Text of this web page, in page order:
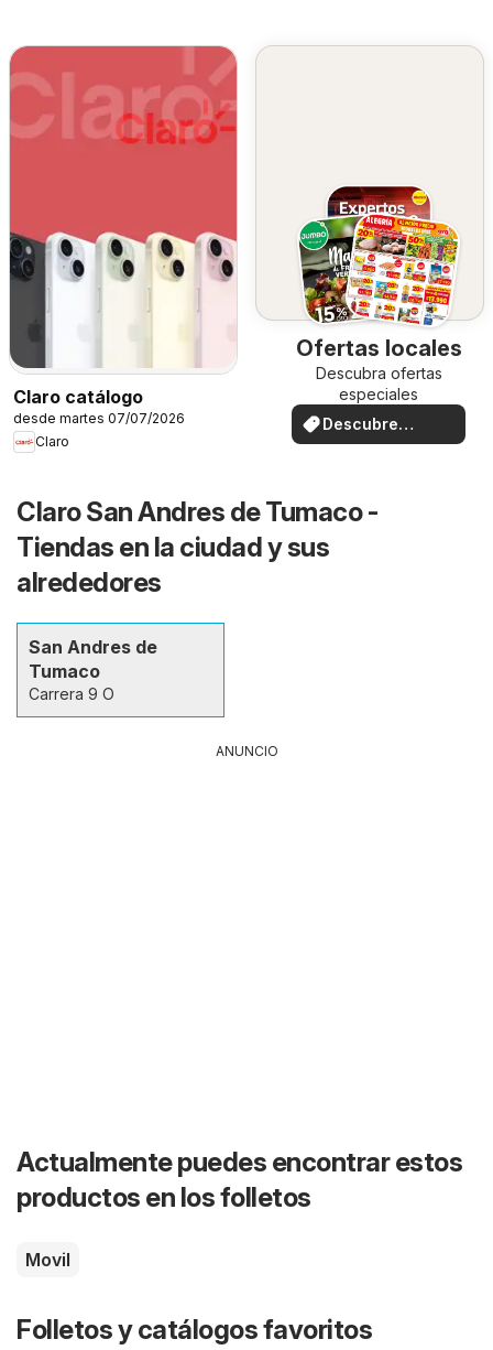
Claro catálogo
desde martes 07/07/2026
Claro
Ofertas locales
Descubra ofertas
especiales
Descubre
ofertas
Claro San Andres de Tumaco -
Tiendas en la ciudad y sus
alrededores
San Andres de
Tumaco
Carrera 9 O
ANUNCIO
Actualmente puedes encontrar estos
productos en los folletos
Movil
Folletos y catálogos favoritos